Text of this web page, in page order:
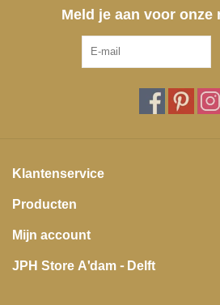
Meld je aan voor
Klantenservice
Producten
Mijn account
JPH Store A'dam - Delft